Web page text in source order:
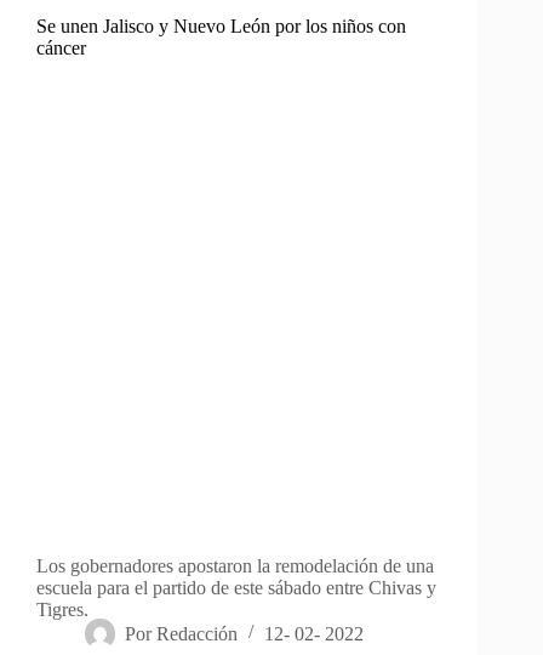
Se unen Jalisco y Nuevo León por los niños con
cáncer
Los gobernadores apostaron la remodelación de una
escuela para el partido de este sábado entre Chivas y
Tigres.
Por Redacción 12- 02- 2022